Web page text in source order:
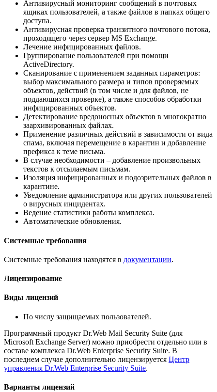
Антивирусный мониторинг сообщений в почтовых
ящиках пользователей, а также файлов в папках общего
доступа.
Антивирусная проверка транзитного почтового потока,
проходящего через сервер MS Exchange.
Лечение инфицированных файлов.
Группирование пользователей при помощи
ActiveDirectory.
Сканирование с применением заданных параметров:
выбор максимального размера и типов проверяемых
объектов, действий (в том числе и для файлов, не
поддающихся проверке), а также способов обработки
инфицированных объектов.
Детектирование вредоносных объектов в многократно
заархивированных файлах.
Применение различных действий в зависимости от вида
спама, включая перемещение в карантин и добавление
префикса к теме письма.
В случае необходимости – добавление произвольных
текстов к отсылаемым письмам.
Изоляция инфицированных и подозрительных файлов в
карантине.
Уведомление администратора или других пользователей
о вирусных инцидентах.
Ведение статистики работы комплекса.
Автоматические обновления.
Системные требования
Системные требования находятся в документации.
Лицензирование
Виды лицензий
По числу защищаемых пользователей.
Программный продукт Dr.Web Mail Security Suite (для
Microsoft Exchange Server) можно приобрести отдельно или в
составе комплекса Dr.Web Enterprise Security Suite. В
последнем случае дополнительно лицензируется Центр
управления Dr.Web Enterprise Security Suite.
Варианты лицензий